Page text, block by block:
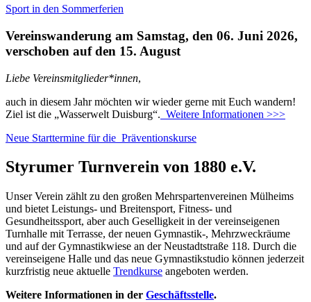
Sport in den Sommerferien
Vereinswanderung am Samstag, den 06. Juni 2026,
verschoben auf den 15. August
Liebe Vereinsmitglieder*innen,
auch in diesem Jahr möchten wir wieder gerne mit Euch wandern!
Ziel ist die „Wasserwelt Duisburg“. Weitere Informationen >>>
Neue Starttermine für die Präventionskurse
Styrumer Turnverein von 1880 e.V.
Unser Verein zählt zu den großen Mehrspartenvereinen Mülheims
und bietet Leistungs- und Breitensport, Fitness- und
Gesundheitssport, aber auch Geselligkeit in der vereinseigenen
Turnhalle mit Terrasse, der neuen Gymnastik-, Mehrzweckräume
und auf der Gymnastikwiese an der Neustadtstraße 118. Durch die
vereinseigene Halle und das neue Gymnastikstudio können jederzeit
kurzfristig neue aktuelle Trendkurse angeboten werden.
Weitere Informationen in der Geschäftsstelle.